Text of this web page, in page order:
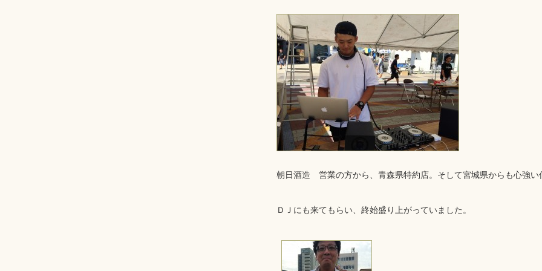
朝日酒造 営業の方から、青森県特約店。そして宮城県からも心強い
ＤＪにも来てもらい、終始盛り上がっていました。